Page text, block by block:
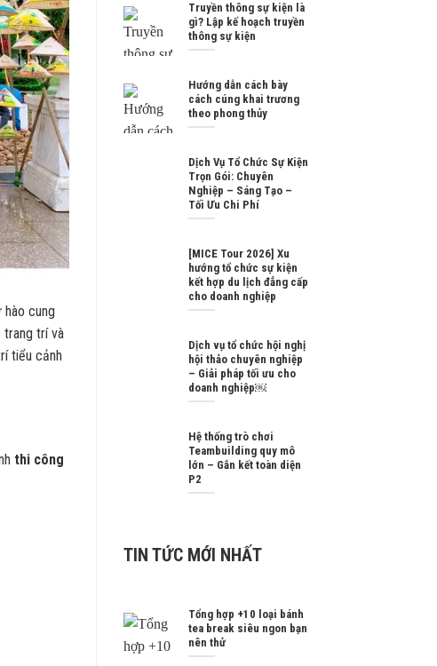
hào cung
trang trí và
tiểu cảnh
thi công
Truyền thông sự kiện là
gì? Lập kế hoạch truyền
thông sự kiện
Hướng dẫn cách bày
cách cúng khai trương
theo phong thủy
Dịch Vụ Tổ Chức Sự Kiện
Trọn Gói: Chuyên
Nghiệp – Sáng Tạo –
Tối Ưu Chi Phí
[MICE Tour 2026] Xu
hướng tổ chức sự kiện
kết hợp du lịch đẳng cấp
cho doanh nghiệp
Dịch vụ tổ chức hội nghị
hội thảo chuyên nghiệp
– Giải pháp tối ưu cho
doanh nghiệp￼
Hệ thống trò chơi
Teambuilding quy mô
lớn – Gắn kết toàn diện
P2
TIN TỨC MỚI NHẤT
Tổng hợp +10 loại bánh
tea break siêu ngon bạn
nên thử